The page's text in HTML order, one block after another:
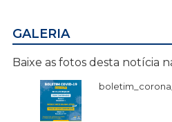
GALERIA
Baixe as fotos desta notícia